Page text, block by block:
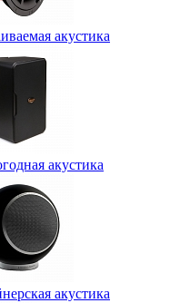
акустика
акустика
акустика